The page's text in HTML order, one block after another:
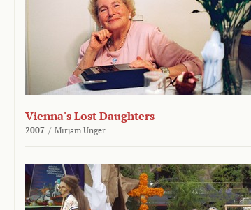
Vienna's Lost Daughters
2007 / Mirjam Unger